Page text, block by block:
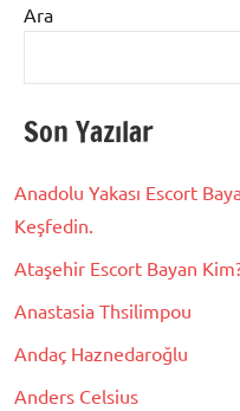
Ara
Son Yazılar
Anadolu Yakası Escort
Keşfedin.
Ataşehir Escort Bayan
Anastasia Thsilimpou
Andaç Haznedaroğlu
Anders Celsius